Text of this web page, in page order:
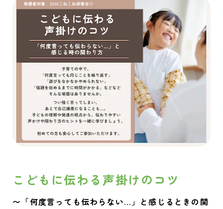
こどもに伝わる声掛けのコツ
〜「何度言っても伝わらない…」と感じるときの関